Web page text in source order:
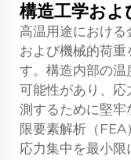
構造工学およ
高温用途における
および機械的荷重
す。構造内部の温
可能性があり、
測するために堅
限要素解析（
応力集中を最小